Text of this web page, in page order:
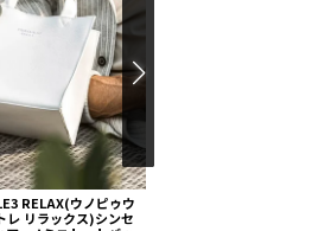
RELAX(ウノピゥウ
レ リラックス)シンセ